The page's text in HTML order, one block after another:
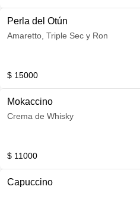
Perla del Otún
Amaretto, Triple Sec y Ron
$ 15000
Mokaccino
Crema de Whisky
$ 11000
Capuccino